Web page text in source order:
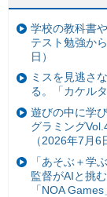
学校の教科書
テスト勉強か
日）
ミスを見逃さ
る。「カケル
遊びの中に学
グラミング
（2026年7月6
「あそぶ＋学
監督がAIと挑
「NOA